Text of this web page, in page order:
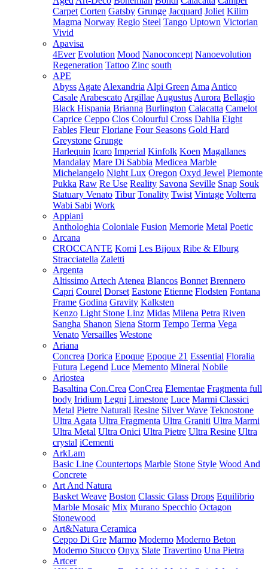
Carpet Corten Gatsby Grunge Jacquard Joliet Kilim
Magma Norway Regio Steel Tango Uptown Victorian
Vivid
Apavisa
4Ever Evolution Mood Nanoconcept Nanoevolution
Regeneration Tattoo Zinc south
APE
Abyss Agate Alexandria Alpi Green Ama Antico
Casale Arabescato Argillae Augustus Aurora Bellagio
Black Hispania Brianna Burlington Calacatta Camelot
Caprice Ceppo Clos Colourful Cross Dahlia Eight
Fables Fleur Floriane Four Seasons Gold Hard
Greystone Grunge
Harlequin Icaro Imperial Kinfolk Koen Magallanes
Mandalay Mare Di Sabbia Medicea Marble
Michelangelo Night Lux Oregon Oxyd Jewel Piemonte
Pukka Raw Re Use Reality Savona Seville Snap Souk
Statuary Venato Tibur Tonality Twist Vintage Volterra
Wabi Sabi Work
Appiani
Anthologhia Coloniale Fusion Memorie Metal Poetic
Arcana
CROCCANTE Komi Les Bijoux Ribe & Elburg
Stracciatella Zaletti
Argenta
Altissimo Artech Atenea Blancos Bonnet Brennero
Capri Courel Dorset Eastone Etienne Flodsten Fontana
Frame Godina Gravity Kalksten
Kenzo Light Stone Linz Midas Milena Petra Riven
Sangha Shanon Siena Storm Tempo Terma Vega
Venato Versailles Westone
Ariana
Concrea Dorica Epoque Epoque 21 Essential Floralia
Futura Legend Luce Memento Mineral Nobile
Ariostea
Basaltina Con.Crea ConCrea Elementae Fragmenta full
body Iridium Legni Limestone Luce Marmi Classici
Metal Pietre Naturali Resine Silver Wave Teknostone
Ultra Agata Ultra Fragmenta Ultra Graniti Ultra Marmi
Ultra Metal Ultra Onici Ultra Pietre Ultra Resine Ultra
crystal iCementi
ArkLam
Basic Line Countertops Marble Stone Style Wood And
Concrete
Art And Natura
Basket Weave Boston Classic Glass Drops Equilibrio
Marble Mosaic Mix Murano Specchio Octagon
Stonewood
Art&Natura Ceramica
Ceppo Di Gre Marmo Moderno Moderno Beton
Moderno Stucco Onyx Slate Travertino Una Pietra
Artcer